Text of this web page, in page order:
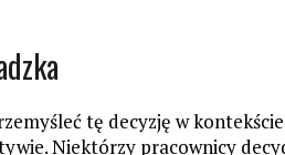
tę decyzję w
Niektórzy pracownicy